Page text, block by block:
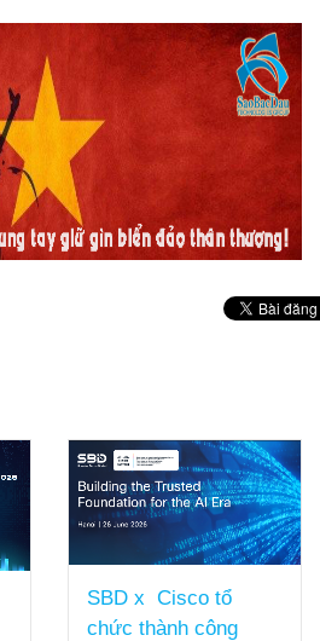
SBD x Cisco tổ
chức thành công